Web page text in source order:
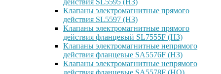
действия SL5595 (НЗ)
Клапаны электромагнитные прямого
действия SL5597 (НЗ)
Клапаны электромагнитные прямого
действия фланцевый SL7555F (НЗ)
Клапаны электромагнитные непрямого
действия фланцевые SA5576F (НЗ)
Клапаны электромагнитные непрямого
действия фланцевые SA5578F (НО)